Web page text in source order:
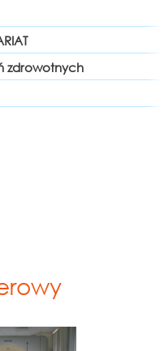
zdrowotnych